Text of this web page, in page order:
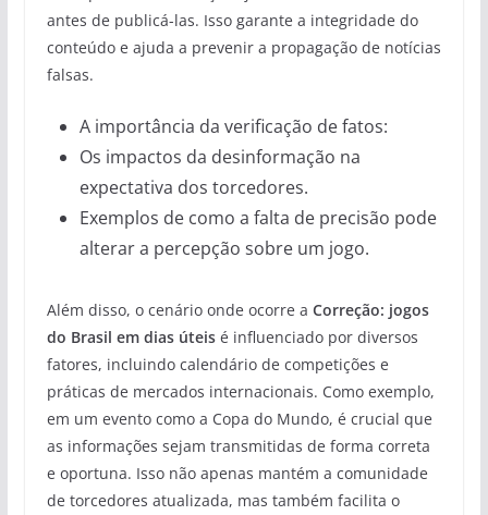
antes de publicá-las. Isso garante a integridade do
conteúdo e ajuda a prevenir a propagação de notícias
falsas.
A importância da verificação de fatos:
Os impactos da desinformação na
expectativa dos torcedores.
Exemplos de como a falta de precisão pode
alterar a percepção sobre um jogo.
Além disso, o cenário onde ocorre a Correção: jogos
do Brasil em dias úteisé influenciado por diversos
fatores, incluindo calendário de competições e
práticas de mercados internacionais. Como exemplo,
em um evento como a Copa do Mundo, é crucial que
as informações sejam transmitidas de forma correta
e oportuna. Isso não apenas mantém a comunidade
de torcedores atualizada, mas também facilita o